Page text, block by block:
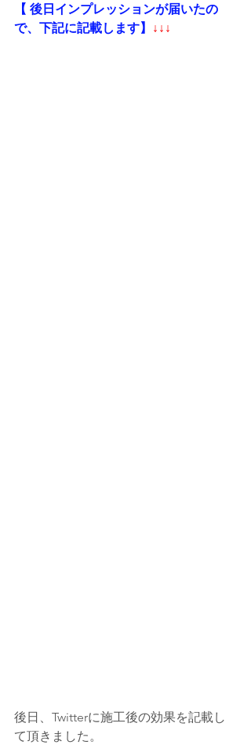
【 後日インプレッションが届いたの
で、下記に記載します】
↓↓↓
後日、Twitterに施工後の効果を記載し
て頂きました。